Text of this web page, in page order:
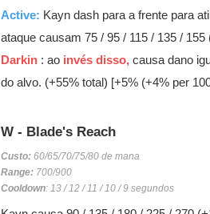
Active: Kayn dash para a frente para
ataque causam 75 / 95 / 115 / 135 /
Darkin: ao invés disso,causa dano
do alvo. (+55% total) [+5% (+4% per
W - Blade's Reach
Custo:60/65/70/75/80 de mana
Range:700/900
Cooldown: 13 / 12 / 11 / 10 / 9 segundos